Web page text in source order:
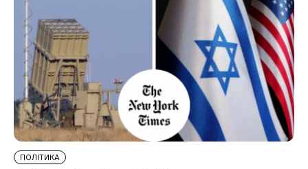
ПОЛІТИКА